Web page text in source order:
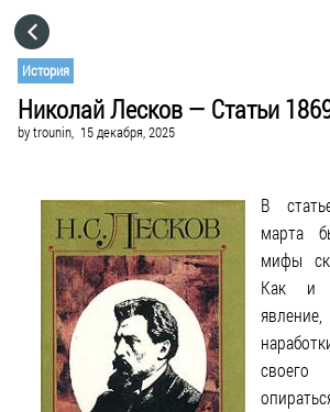
История
Николай Лесков — Статьи
bytrounin, 15 декабря, 2025
В
марта
мифы
Как и
своего
CATEGORIES
VISIT WEBSITE